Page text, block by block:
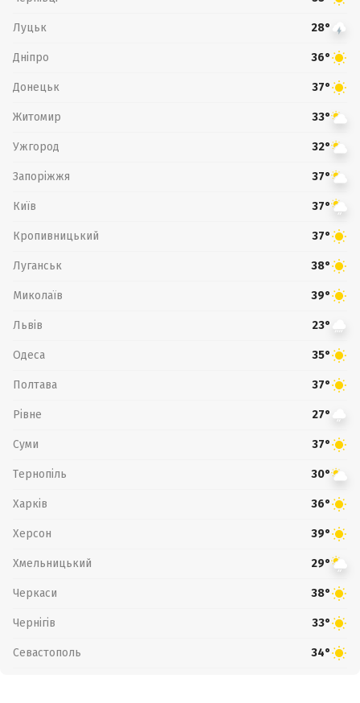
Луцьк 28°
Дніпро 36°
Донецьк 37°
Житомир 33°
Ужгород 32°
Запоріжжя 37°
Київ 37°
Кропивницький 37°
Луганськ 38°
Миколаїв 39°
Львів 23°
Одеса 35°
Полтава 37°
Рівне 27°
Суми 37°
Тернопіль 30°
Харків 36°
Херсон 39°
Хмельницький 29°
Черкаси 38°
Чернігів 33°
Севастополь 34°